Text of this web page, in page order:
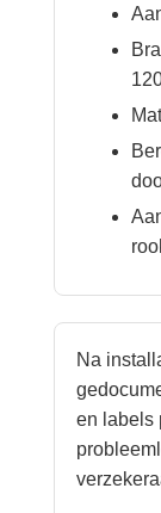
Na
en labels